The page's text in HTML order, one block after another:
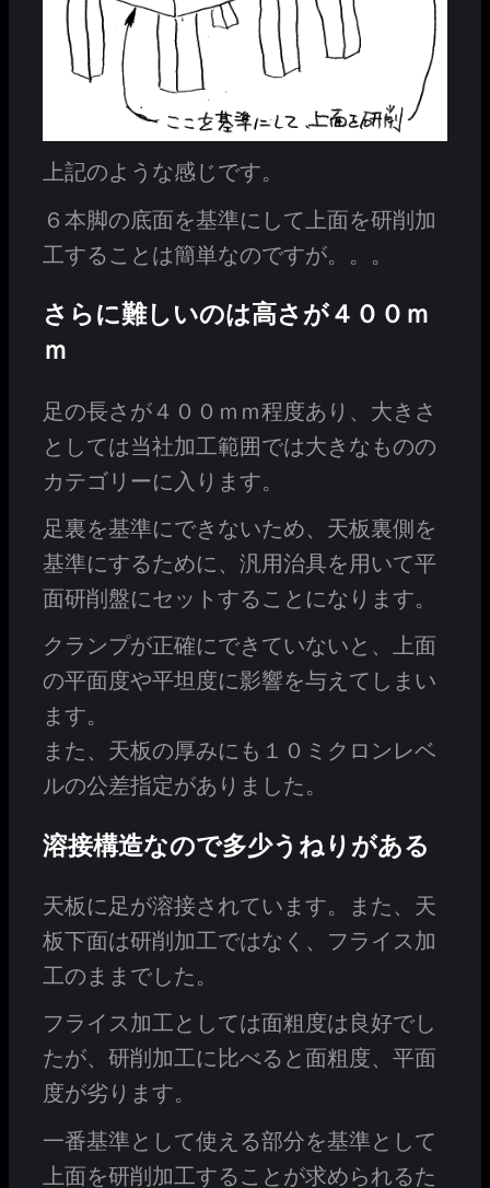
上記のような感じです。
６本脚の底面を基準にして上面を研削加
工することは簡単なのですが。。。
さらに難しいのは高さが４００ｍ
ｍ
足の長さが４００ｍｍ程度あり、大きさ
としては当社加工範囲では大きなものの
カテゴリーに入ります。
足裏を基準にできないため、天板裏側を
基準にするために、汎用治具を用いて平
面研削盤にセットすることになります。
クランプが正確にできていないと、上面
の平面度や平坦度に影響を与えてしまい
ます。
また、天板の厚みにも１０ミクロンレベ
ルの公差指定がありました。
溶接構造なので多少うねりがある
天板に足が溶接されています。また、天
板下面は研削加工ではなく、フライス加
工のままでした。
フライス加工としては面粗度は良好でし
たが、研削加工に比べると面粗度、平面
度が劣ります。
一番基準として使える部分を基準として
上面を研削加工することが求められるた